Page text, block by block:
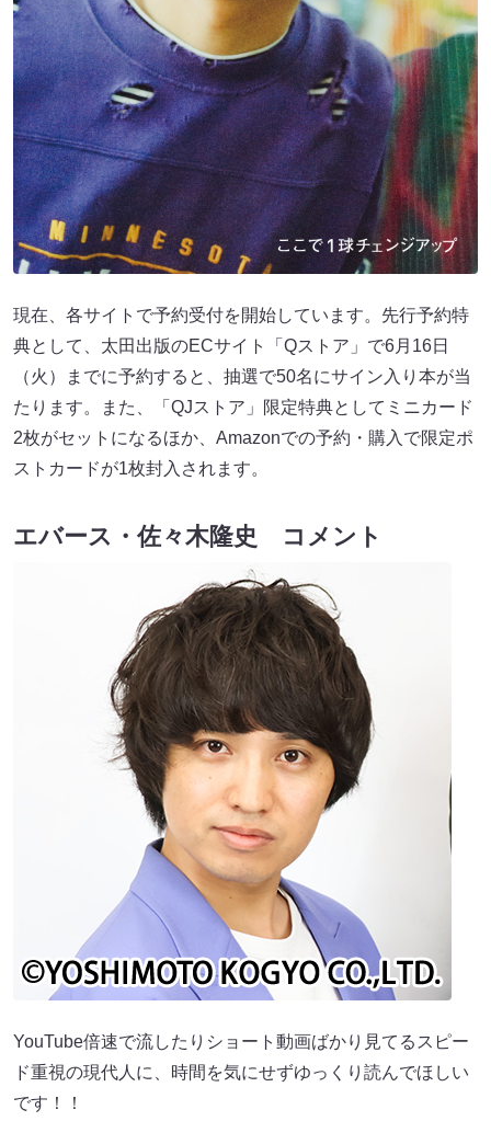
現在、各サイトで予約受付を開始しています。先行予約特
典として、太田出版のECサイト「Qストア」で6月16日
（火）までに予約すると、抽選で50名にサイン入り本が当
たります。また、「QJストア」限定特典としてミニカード
2枚がセットになるほか、Amazonでの予約・購入で限定ポ
ストカードが1枚封入されます。
エバース・佐々木隆史 コメント
YouTube倍速で流したりショート動画ばかり見てるスピー
ド重視の現代人に、時間を気にせずゆっくり読んでほしい
です！！